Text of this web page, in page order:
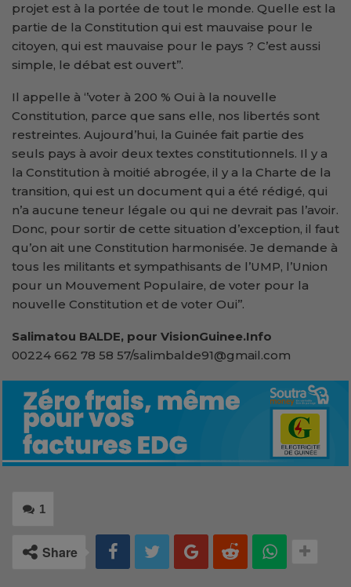
projet est à la portée de tout le monde. Quelle est la
partie de la Constitution qui est mauvaise pour le
citoyen, qui est mauvaise pour le pays ? C’est aussi
simple, le débat est ouvert’’.
Il appelle à ‘’voter à 200 % Oui à la nouvelle
Constitution, parce que sans elle, nos libertés sont
restreintes. Aujourd’hui, la Guinée fait partie des
seuls pays à avoir deux textes constitutionnels. Il y a
la Constitution à moitié abrogée, il y a la Charte de la
transition, qui est un document qui a été rédigé, qui
n’a aucune teneur légale ou qui ne devrait pas l’avoir.
Donc, pour sortir de cette situation d’exception, il faut
qu’on ait une Constitution harmonisée. Je demande à
tous les militants et sympathisants de l’UMP, l’Union
pour un Mouvement Populaire, de voter pour la
nouvelle Constitution et de voter Oui’’.
Salimatou BALDE, pour VisionGuinee.Info
00224 662 78 58 57/salimbalde91@gmail.com
1
Share